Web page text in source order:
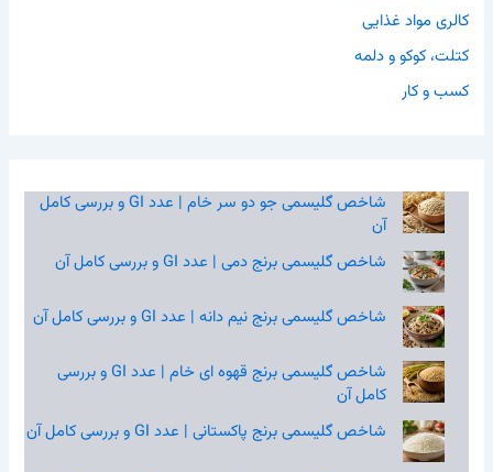
کالری مواد غذایی
کتلت، کوکو و دلمه
کسب و کار
شاخص گلیسمی جو دو سر خام | عدد GI و بررسی کامل
آن
شاخص گلیسمی برنج دمی | عدد GI و بررسی کامل آن
شاخص گلیسمی برنج نیم‌ دانه | عدد GI و بررسی کامل آن
شاخص گلیسمی برنج قهوه‌ ای خام | عدد GI و بررسی
کامل آن
شاخص گلیسمی برنج پاکستانی | عدد GI و بررسی کامل آن